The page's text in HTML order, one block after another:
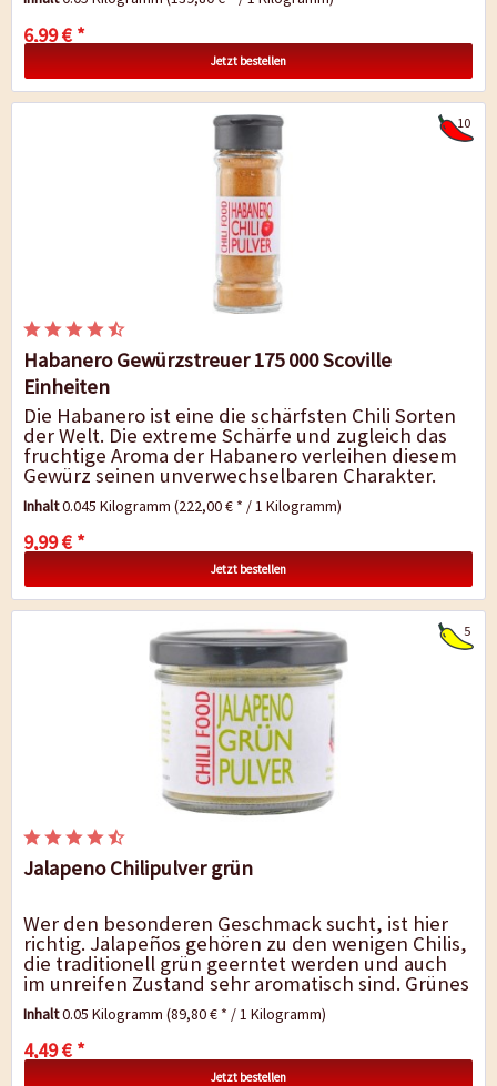
6,99 € *
Jetzt bestellen
10
Habanero Gewürzstreuer 175 000 Scoville
Einheiten
Die Habanero ist eine die schärfsten Chili Sorten
der Welt. Die extreme Schärfe und zugleich das
fruchtige Aroma der Habanero verleihen diesem
Gewürz seinen unverwechselbaren Charakter.
Verwenden Sie Unser Habanero...
Inhalt0.045 Kilogramm(222,00 € * / 1 Kilogramm)
9,99 € *
Jetzt bestellen
5
Jalapeno Chilipulver grün
Wer den besonderen Geschmack sucht, ist hier
richtig. Jalapeños gehören zu den wenigen Chilis,
die traditionell grün geerntet werden und auch
im unreifen Zustand sehr aromatisch sind. Grünes
Jalapeno Chilipulver ist in der...
Inhalt0.05 Kilogramm(89,80 € * / 1 Kilogramm)
4,49 € *
Jetzt bestellen